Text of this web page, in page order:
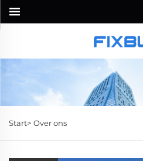
Start> Over ons